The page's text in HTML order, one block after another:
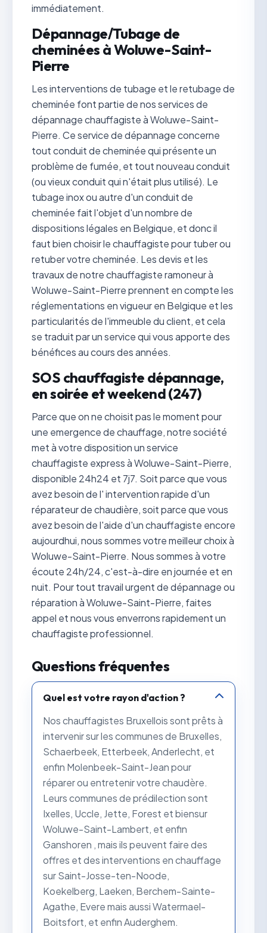
immédiatement.
Dépannage/Tubage de
cheminées à Woluwe-Saint-
Pierre
Les interventions de tubage et le retubage de
cheminée font partie de nos services de
dépannage chauffagiste à Woluwe-Saint-
Pierre. Ce service de dépannage concerne
tout conduit de cheminée qui présente un
problème de fumée, et tout nouveau conduit
(ou vieux conduit qui n'était plus utilisé). Le
tubage inox ou autre d'un conduit de
cheminée fait l'objet d'un nombre de
dispositions légales en Belgique, et donc il
faut bien choisir le chauffagiste pour tuber ou
retuber votre cheminée. Les devis et les
travaux de notre chauffagiste ramoneur à
Woluwe-Saint-Pierre prennent en compte les
réglementations en vigueur en Belgique et les
particularités de l'immeuble du client, et cela
se traduit par un service qui vous apporte des
bénéfices au cours des années.
SOS chauffagiste dépannage,
en soirée et weekend (247)
Parce que on ne choisit pas le moment pour
une emergence de chauffage, notre société
met à votre disposition un service
chauffagiste express à Woluwe-Saint-Pierre,
disponible 24h24 et 7j7. Soit parce que vous
avez besoin de l' intervention rapide d'un
réparateur de chaudière, soit parce que vous
avez besoin de l'aide d'un chauffagiste encore
aujourdhui, nous sommes votre meilleur choix à
Woluwe-Saint-Pierre. Nous sommes à votre
écoute 24h/24, c'est-à-dire en journée et en
nuit. Pour tout travail urgent de dépannage ou
réparation à Woluwe-Saint-Pierre, faites
appel et nous vous enverrons rapidement un
chauffagiste professionnel.
Questions fréquentes
Quel est votre rayon d'action ?
Nos chauffagistes Bruxellois sont prêts à
intervenir sur les communes de Bruxelles,
Schaerbeek, Etterbeek, Anderlecht, et
enfin Molenbeek-Saint-Jean pour
réparer ou entretenir votre chaudère.
Leurs communes de prédilection sont
Ixelles, Uccle, Jette, Forest et biensur
Woluwe-Saint-Lambert, et enfin
Ganshoren , mais ils peuvent faire des
offres et des interventions en chauffage
sur Saint-Josse-ten-Noode,
Koekelberg, Laeken, Berchem-Sainte-
Agathe, Evere mais aussi Watermael-
Boitsfort, et enfin Auderghem.